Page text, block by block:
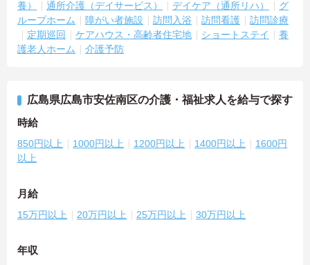
養）
通所介護（デイサービス） デイケア（通所リハ）
グ
ループホーム
障がい者施設 訪問入浴 訪問看護
訪問診療
定期巡回
ケアハウス・高齢者住宅地 ショートステイ
養
護老人ホーム
介護予防
広島県広島市安佐南区の介護・福祉求人を給与で探す
時給
850円以上 1000円以上 1200円以上 1400円以上
1600円
以上
月給
15万円以上 20万円以上 25万円以上 30万円以上
年収